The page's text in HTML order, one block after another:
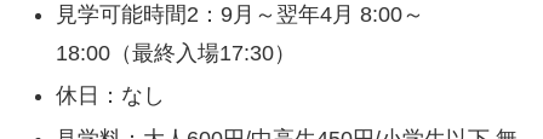
見学可能時間2：9月～翌年4月 8:00～
18:00（最終入場17:30）
休日：なし